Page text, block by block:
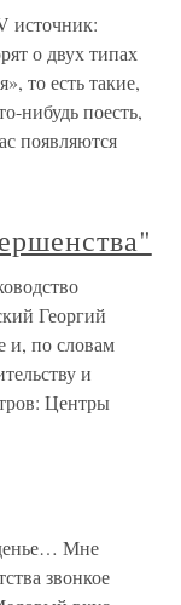
источник:
о двух типах
то есть такие,
нибудь поесть,
появляются
Георгий
и, по словам
и
Центры
Мне
звонкое